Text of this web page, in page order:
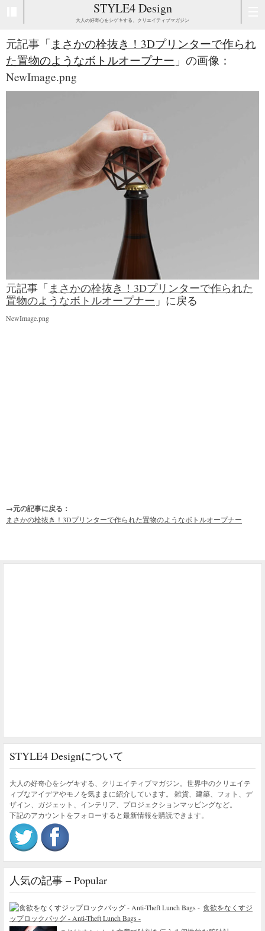
STYLE4 Design
大人の好奇心をシゲキする、クリエイティブマガジン
元記事「 まさかの栓抜き！3Dプリンターで作られ
た置物のようなボトルオープナー 」の画像：
NewImage.png
元記事「まさかの栓抜き！3Dプリンターで作られた
置物のようなボトルオープナー 」に戻る
NewImage.png
→元の記事に戻る：
まさかの栓抜き！3Dプリンターで作られた置物のようなボトルオープナー
STYLE4 Designについて
大人の好奇心をシゲキする、クリエイティブマガジン。世界中のクリエイテ
ィブなアイデアやモノを気ままに紹介しています。 雑貨、建築、フォト、デ
ザイン、ガジェット、インテリア、プロジェクションマッピングなど。
下記のアカウントをフォローすると最新情報を購読できます。
人気の記事 – Popular
食欲をなくすジ
ップロックバッグ - Anti-Theft Lunch Bags -